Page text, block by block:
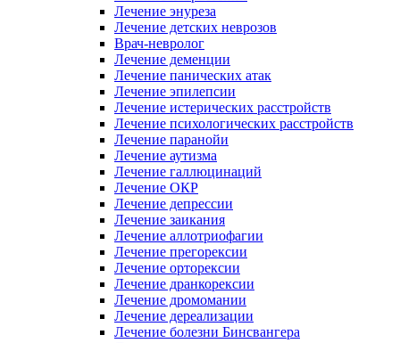
Лечение энуреза
Лечение детских неврозов
Врач-невролог
Лечение деменции
Лечение панических атак
Лечение эпилепсии
Лечение истерических расстройств
Лечение психологических расстройств
Лечение паранойи
Лечение аутизма
Лечение галлюцинаций
Лечение ОКР
Лечение депрессии
Лечение заикания
Лечение аллотриофагии
Лечение прегорексии
Лечение орторексии
Лечение дранкорексии
Лечение дромомании
Лечение дереализации
Лечение болезни Бинсвангера